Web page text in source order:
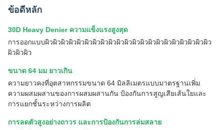
ข้อดีหลัก
30D Heavy Denier ความแข็งแรงสูงสุด
การออกแบบผิวผิวผิวผิวผิวผิวผิวผิวผิวผิวผิวผิวผิวผิวผิวผิวผิวผิวผิวผิวผิว
ผิวผิวผิว
ขนาด 64 มม ยาวเกิน
ความยาวคงที่อุตสาหกรรมขนาด 64 มิลลิเมตรแบบมาตรฐานเพิ่ม
ความผสมผสานของการผสมผสานกัน ป้องกันการสูญเสียเส้นใยและ
การแยกชั้นระหว่างการผลิต
การลดตัวสูงอย่างถาวร และการป้องกันการล่มสลาย